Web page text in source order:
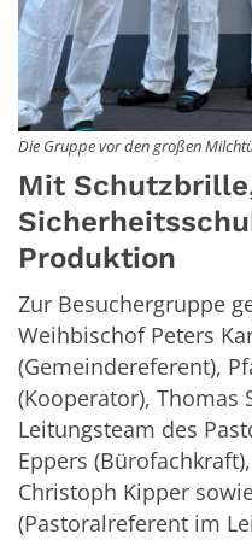
Die Gruppe vor den großen
Mit
Produktion
Zur Besuchergruppe
Weihbischof Peters
(Gemeindereferent),
(Kooperator), Thomas
Leitungsteam des
Eppers
Christoph Kipper
(Pastoralreferent im